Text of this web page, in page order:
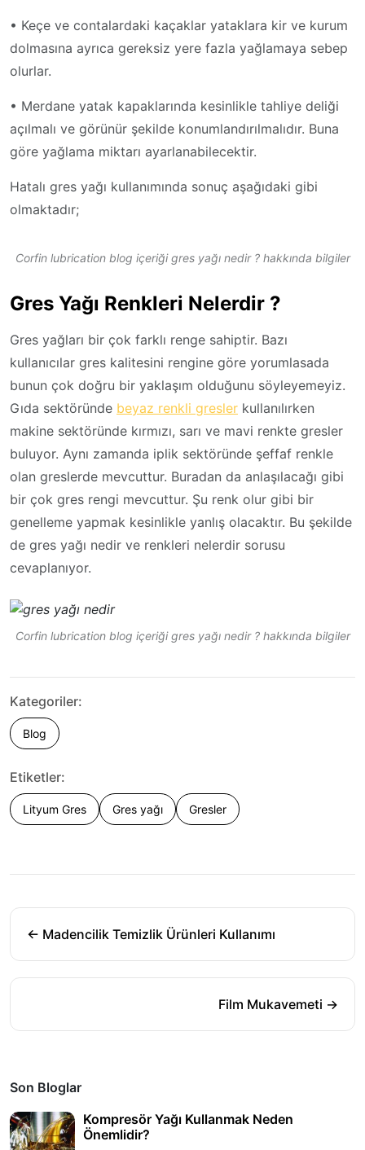
• Keçe ve contalardaki kaçaklar yataklara kir ve kurum
dolmasına ayrıca gereksiz yere fazla yağlamaya sebep
olurlar.
• Merdane yatak kapaklarında kesinlikle tahliye deliği
açılmalı ve görünür şekilde konumlandırılmalıdır. Buna
göre yağlama miktarı ayarlanabilecektir.
Hatalı gres yağı kullanımında sonuç aşağıdaki gibi
olmaktadır;
Corfin lubrication blog içeriği gres yağı nedir ? hakkında bilgiler
Gres Yağı Renkleri Nelerdir ?
Gres yağları bir çok farklı renge sahiptir. Bazı
kullanıcılar gres kalitesini rengine göre yorumlasada
bunun çok doğru bir yaklaşım olduğunu söyleyemeyiz.
Gıda sektöründe beyaz renkli gresler kullanılırken
makine sektöründe kırmızı, sarı ve mavi renkte gresler
buluyor. Aynı zamanda iplik sektöründe şeffaf renkle
olan greslerde mevcuttur. Buradan da anlaşılacağı gibi
bir çok gres rengi mevcuttur. Şu renk olur gibi bir
genelleme yapmak kesinlikle yanlış olacaktır. Bu şekilde
de gres yağı nedir ve renkleri nelerdir sorusu
cevaplanıyor.
Corfin lubrication blog içeriği gres yağı nedir ? hakkında bilgiler
Kategoriler:
Blog
Etiketler:
Lityum Gres Gres yağı Gresler
← Madencilik Temizlik Ürünleri Kullanımı
Film Mukavemeti →
Son Bloglar
Kompresör Yağı Kullanmak Neden
Önemlidir?